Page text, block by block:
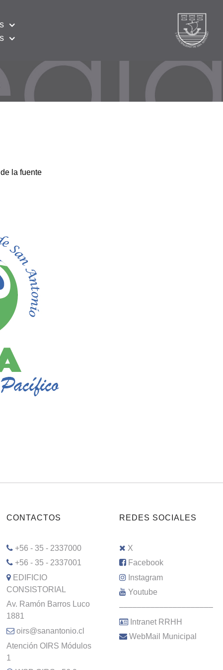
la fuente
CONTACTOS
+56 - 35 - 2337000
+56 - 35 - 2337001
EDIFICIO
CONSISTORIAL
Av. Ramón Barros Luco
1881
oirs@sanantonio.cl
Atención OIRS Módulos
1
REDES SOCIALES
X
Facebook
Instagram
Youtube
–––––––––––––––––––––
Intranet RRHH
WebMail Municipal